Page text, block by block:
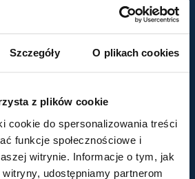
Szczegóły O plikach cookies
z plików cookie
cookie do spersonalizowania treści
funkcje społecznościowe i
witrynie. Informacje o tym, jak
udostępniamy partnerom
działalności leczniczej, wpisanym do
O nas
nasze social media!
Facebook
Instagram
TikTokYouTube